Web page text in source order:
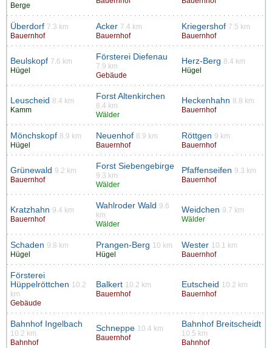
Berge
Überdorf 7.3 km
Bauernhof
Acker 7.4 km
Bauernhof
Kriegershof 7.5 km
Bauernhof
Beulskopf 7.6 km
Hügel
Försterei Diefenau
7.9 km
Gebäude
Herz-Berg 8.4 km
Hügel
Leuscheid 8.4 km
Kamm
Forst Altenkirchen
8.4 km
Wälder
Heckenhahn 8.8 km
Bauernhof
Mönchskopf 8.9 km
Hügel
Neuenhof 8.9 km
Bauernhof
Röttgen 9 km
Bauernhof
Grünewald 9.2 km
Bauernhof
Forst Siebengebirge
9.3 km
Wälder
Pfaffenseifen 9.3 km
Bauernhof
Kratzhahn 9.4 km
Bauernhof
Wahlroder Wald 9.6
km
Wälder
Weidchen 9.7 km
Wälder
Schaden 9.8 km
Hügel
Prangen-Berg 10 km
Hügel
Wester 10.1 km
Bauernhof
Försterei
Hüppelröttchen 10.2
km
Gebäude
Balkert 10.2 km
Bauernhof
Eutscheid 10.2 km
Bauernhof
Bahnhof Ingelbach
10.2 km
Bahnhof
Schneppe 10.4 km
Bauernhof
Bahnhof Breitscheidt
10.5 km
Bahnhof